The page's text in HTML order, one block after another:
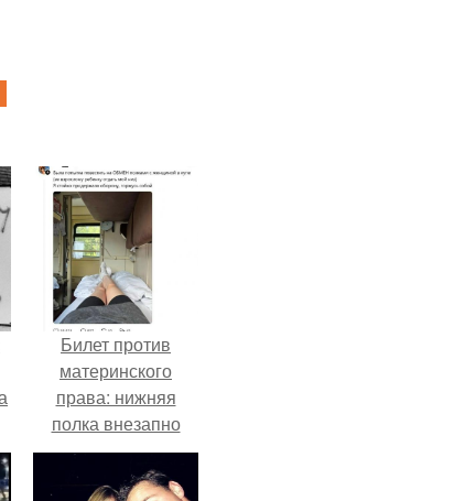
Билет против
материнского
права: нижняя
полка внезапно
нашла законного
владельца.